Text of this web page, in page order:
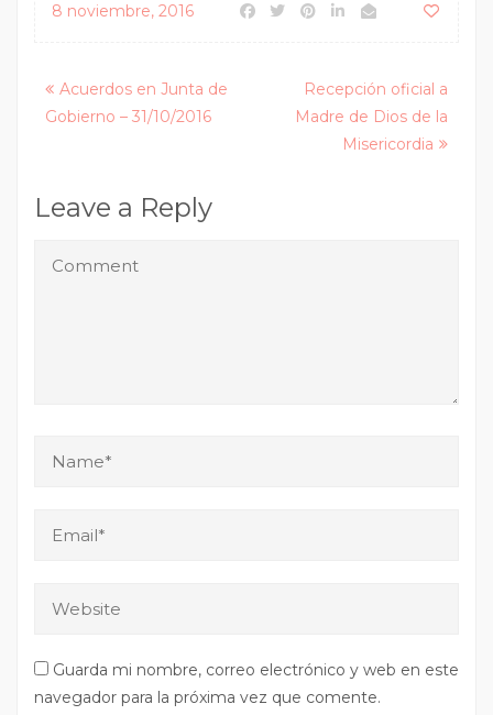
8 noviembre, 2016
Posts
navigation
Acuerdos en Junta de
Gobierno – 31/10/2016
Recepción oficial a
Madre de Dios de la
Misericordia
Leave a Reply
Guarda mi nombre, correo electrónico y web en este
navegador para la próxima vez que comente.